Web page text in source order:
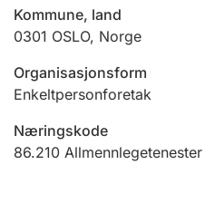
Ektepaktrettleiaren
Andre tema
Kommune, land
0301 OSLO, Norge
Organisasjonsform
Enkeltpersonforetak
Næringskode
86.210 Allmennlegetenester